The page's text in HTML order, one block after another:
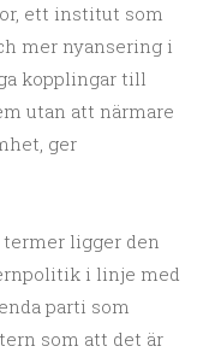
ett institut som
mer nyansering i
kopplingar till
utan att närmare
ger
ligger den
i linje med
parti som
som att det är